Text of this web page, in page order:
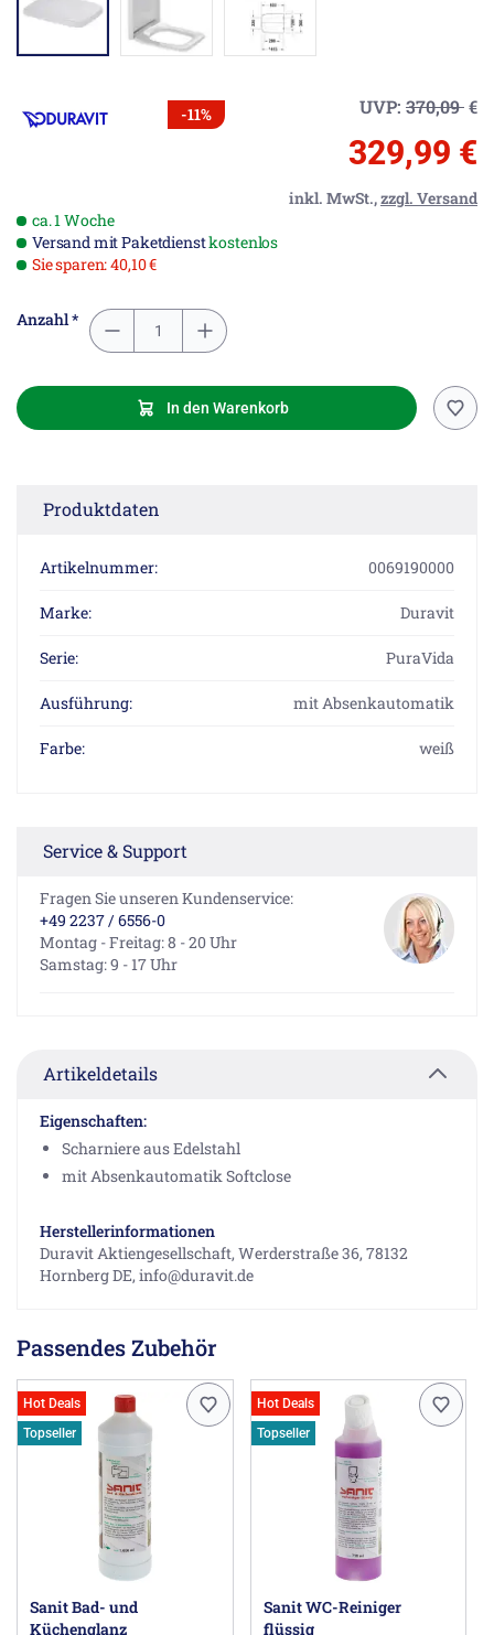
-11% UVP: 370,09€
329,99 €
inkl. MwSt.,zzgl. Versand
ca. 1 Woche
Versand mit Paketdienstkostenlos
Sie sparen: 40,10 €
Anzahl *
In den Warenkorb
Produktdaten
Artikelnummer: 0069190000
Marke: Duravit
Serie: PuraVida
Ausführung: mit Absenkautomatik
Farbe: weiß
Service & Support
Fragen Sie unseren Kundenservice:
+49 2237 / 6556-0
Montag - Freitag: 8 - 20 Uhr
Samstag: 9 - 17 Uhr
Artikeldetails
Eigenschaften:
Scharniere aus Edelstahl
mit Absenkautomatik Softclose
Herstellerinformationen
Duravit Aktiengesellschaft, Werderstraße 36, 78132
Hornberg DE, info@duravit.de
Passendes Zubehör
Hot Deals
Topseller
Sanit Bad- und
Küchenglanz
Hot Deals
Topseller
Sanit WC-Reiniger
flüssig